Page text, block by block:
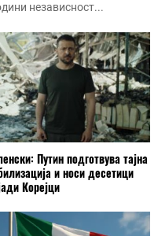
независност...
Путин подготвува тајна
и носи десетици
Корејци